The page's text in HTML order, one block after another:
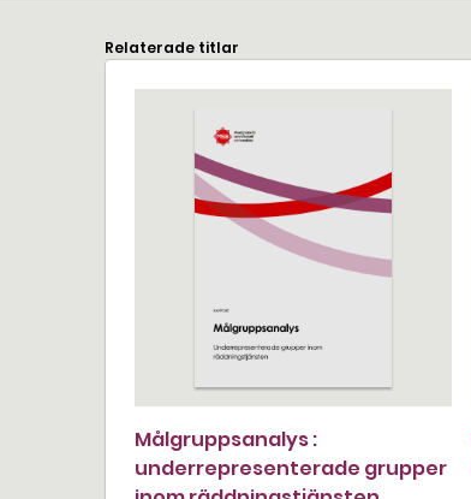
Relaterade titlar
Målgruppsanalys :
underrepresenterade grupper